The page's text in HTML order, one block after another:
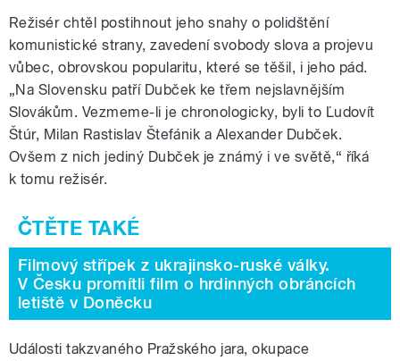
Režisér chtěl postihnout jeho snahy o polidštění
komunistické strany, zavedení svobody slova a projevu
vůbec, obrovskou popularitu, které se těšil, i jeho pád.
„Na Slovensku patří Dubček ke třem nejslavnějším
Slovákům. Vezmeme-li je chronologicky, byli to Ľudovít
Štúr, Milan Rastislav Štefánik a Alexander Dubček.
Ovšem z nich jediný Dubček je známý i ve světě,“ říká
k tomu režisér.
Filmový střípek z ukrajinsko-ruské války.
V Česku promítli film o hrdinných obráncích
letiště v Doněcku
Události takzvaného Pražského jara, okupace